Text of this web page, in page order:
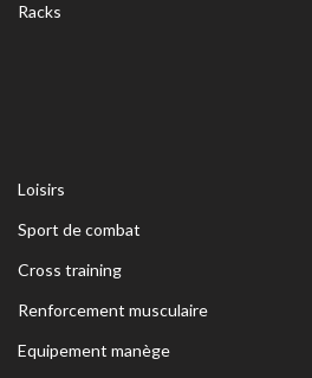
Racks
Loisirs
Sport de combat
Cross training
Renforcement musculaire
Equipement manège